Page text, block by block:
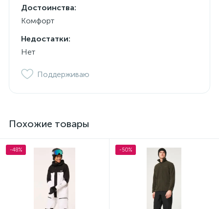
Достоинства:
Комфорт
Недостатки:
Нет
Поддерживаю
Похожие товары
-48% -50%